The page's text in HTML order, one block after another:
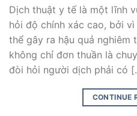
Dịch thuật y tế là một lĩnh
hỏi độ chính xác cao, bởi
thể gây ra hậu quả nghiêm
không chỉ đơn thuần là
đòi hỏi người dịch phải có
CONTINUE